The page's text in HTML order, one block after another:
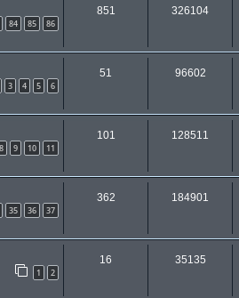
84 85 86
851 326104
3 4 5 6
51 96602
8 9 10 11
101 128511
35 36 37
362 184901
1 2
16 35135